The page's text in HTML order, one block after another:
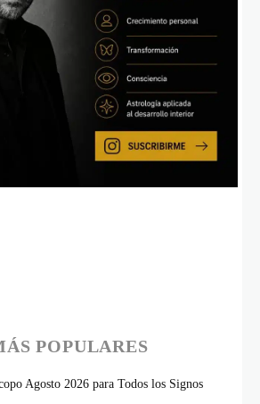
POPULARES
Agosto 2026 para Todos los Signos